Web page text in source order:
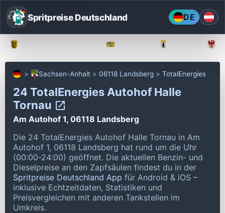
Spritpreise Deutschland DE
Sachsen-Anhalt 06118 Landsberg TotalEnergies
24 TotalEnergies Autohof Halle
Tornau
Am Autohof 1, 06118 Landsberg
Die 24 TotalEnergies Autohof Halle Tornau in Am
Autohof 1, 06118 Landsberg hat rund um die Uhr
(00:00-24:00) geöffnet. Die aktuellen Benzin- und
Dieselpreise an den Zapfsäulen findest du in der
Spritpreise Deutschland App für Android & iOS –
inklusive Echtzeitdaten, Statistiken und
Preisvergleichen mit anderen Tankstellen im
Umkreis.